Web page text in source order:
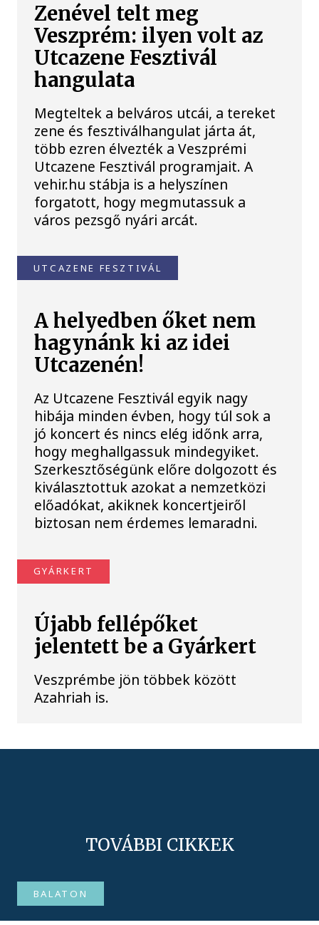
Zenével telt meg
Veszprém: ilyen volt az
Utcazene Fesztivál
hangulata
Megteltek a belváros utcái, a tereket
zene és fesztiválhangulat járta át,
több ezren élvezték a Veszprémi
Utcazene Fesztivál programjait. A
vehir.hu stábja is a helyszínen
forgatott, hogy megmutassuk a
város pezsgő nyári arcát.
UTCAZENE FESZTIVÁL
A helyedben őket nem
hagynánk ki az idei
Utcazenén!
Az Utcazene Fesztivál egyik nagy
hibája minden évben, hogy túl sok a
jó koncert és nincs elég időnk arra,
hogy meghallgassuk mindegyiket.
Szerkesztőségünk előre dolgozott és
kiválasztottuk azokat a nemzetközi
előadókat, akiknek koncertjeiről
biztosan nem érdemes lemaradni.
GYÁRKERT
Újabb fellépőket
jelentett be a Gyárkert
Veszprémbe jön többek között
Azahriah is.
TOVÁBBI CIKKEK
BALATON